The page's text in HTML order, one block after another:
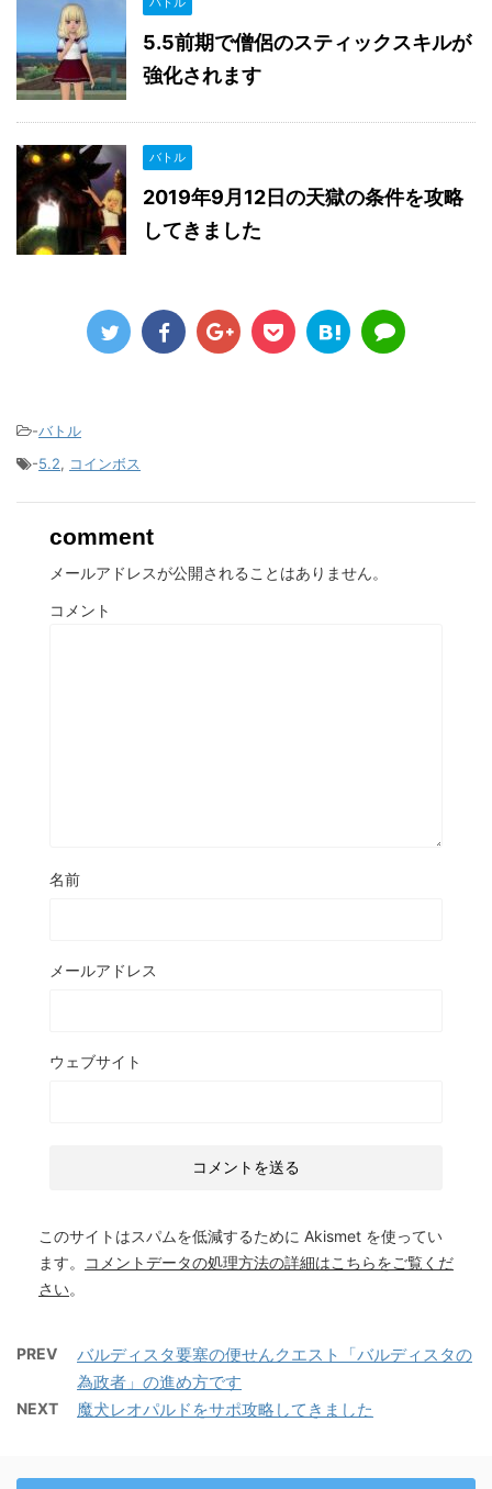
5.5前期で僧侶のスティックスキルが
強化されます
バトル
2019年9月12日の天獄の条件を攻略
してきました
-バトル
-5.2, コインボス
comment
メールアドレスが公開されることはありません。
コメント
名前
メールアドレス
ウェブサイト
このサイトはスパムを低減するために Akismet を使ってい
ます。
コメントデータの処理方法の詳細はこちらをご覧くだ
さい。
PREV
バルディスタ要塞の便せんクエスト「バルディスタの
為政者」の進め方です
NEXT 魔犬レオパルドをサポ攻略してきました